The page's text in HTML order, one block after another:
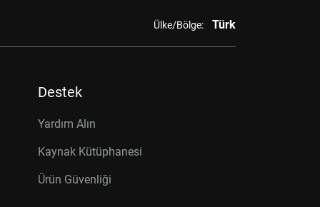
Ülke/Bölge: Türk
Destek
Yardım Alın
Kaynak Kütüphanesi
Ürün Güvenliği